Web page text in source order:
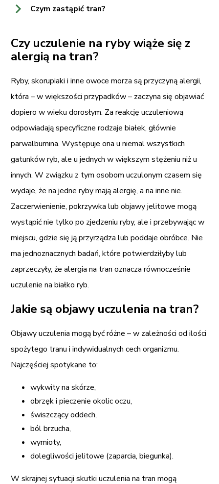
Czym zastąpić tran?
Czy uczulenie na ryby wiąże się z
alergią na tran?
Ryby, skorupiaki i inne owoce morza są przyczyną alergii,
która – w większości przypadków – zaczyna się objawiać
dopiero w wieku dorosłym. Za reakcję uczuleniową
odpowiadają specyficzne rodzaje białek, głównie
parwalbumina. Występuje ona u niemal wszystkich
gatunków ryb, ale u jednych w większym stężeniu niż u
innych. W związku z tym osobom uczulonym czasem się
wydaje, że na jedne ryby mają alergię, a na inne nie.
Zaczerwienienie, pokrzywka lub objawy jelitowe mogą
wystąpić nie tylko po zjedzeniu ryby, ale i przebywając w
miejscu, gdzie się ją przyrządza lub poddaje obróbce. Nie
ma jednoznacznych badań, które potwierdziłyby lub
zaprzeczyły, że alergia na tran oznacza równocześnie
uczulenie na białko ryb.
Jakie są objawy uczulenia na tran?
Objawy uczulenia mogą być różne – w zależności od ilości
spożytego tranu i indywidualnych cech organizmu.
Najczęściej spotykane to:
wykwity na skórze,
obrzęk i pieczenie okolic oczu,
świszczący oddech,
ból brzucha,
wymioty,
dolegliwości jelitowe (zaparcia, biegunka).
W skrajnej sytuacji skutki uczulenia na tran mogą